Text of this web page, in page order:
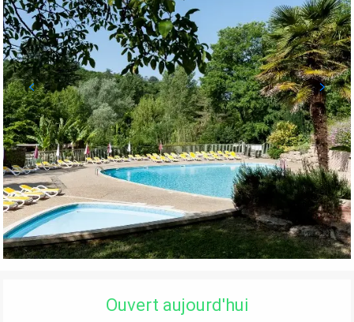
OUVERTURE ET COORDONNÉES
Ouvert aujourd'hui